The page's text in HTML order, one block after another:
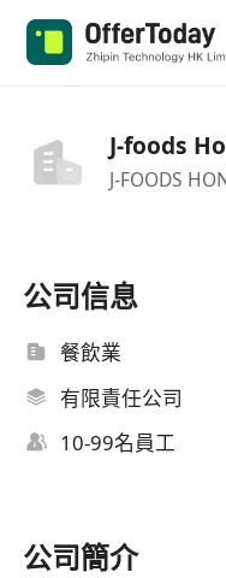
J-foods
J-FOODS
公司信息
餐飲業
有限責任公司
10-99名員工
公司簡介